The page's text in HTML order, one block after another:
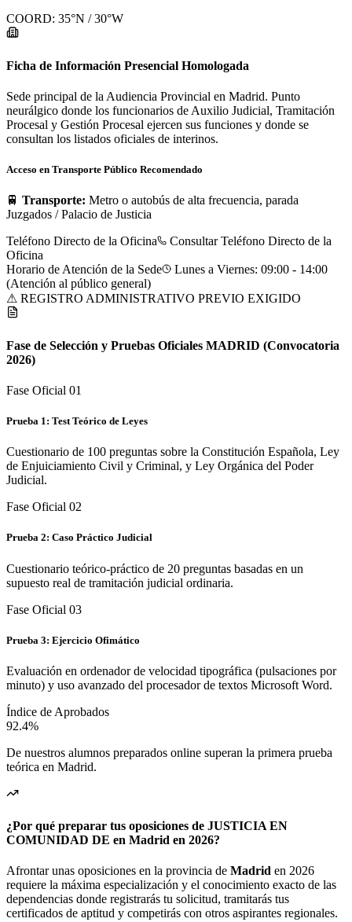
COORD: 35°N /30°W
Ficha de Información Presencial Homologada
Sede principal de la Audiencia Provincial en Madrid. Punto
neurálgico donde los funcionarios de Auxilio Judicial, Tramitación
Procesal y Gestión Procesal ejercen sus funciones y donde se
consultan los listados oficiales de interinos.
Acceso en Transporte Público Recomendado
🚆 Transporte: Metro o autobús de alta frecuencia, parada
Juzgados / Palacio de Justicia
Teléfono Directo de la Oficina
Consultar Teléfono Directo de la
Oficina
Horario de Atención de la Sede
Lunes a Viernes: 09:00 - 14:00
(Atención al público general)
⚠ REGISTRO ADMINISTRATIVO PREVIO EXIGIDO
Fase de Selección y Pruebas Oficiales MADRID (Convocatoria
2026)
Fase Oficial 01
Prueba 1: Test Teórico de Leyes
Cuestionario de 100 preguntas sobre la Constitución Española, Ley
de Enjuiciamiento Civil y Criminal, y Ley Orgánica del Poder
Judicial.
Fase Oficial 02
Prueba 2: Caso Práctico Judicial
Cuestionario teórico-práctico de 20 preguntas basadas en un
supuesto real de tramitación judicial ordinaria.
Fase Oficial 03
Prueba 3: Ejercicio Ofimático
Evaluación en ordenador de velocidad tipográfica (pulsaciones por
minuto) y uso avanzado del procesador de textos Microsoft Word.
Índice de Aprobados
92.4%
De nuestros alumnos preparados online superan la primera prueba
teórica en Madrid.
¿Por qué preparar tus oposiciones de JUSTICIA EN
COMUNIDAD DE en Madrid en 2026?
Afrontar unas oposiciones en la provincia de Madrid en 2026
requiere la máxima especialización y el conocimiento exacto de las
dependencias donde registrarás tu solicitud, tramitarás tus
certificados de aptitud y competirás con otros aspirantes regionales.